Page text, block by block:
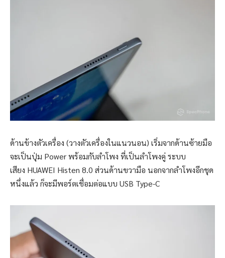
ด้านข้างตัวเครื่อง (วางตัวเครื่องในแนวนอน) เริ่มจากด้านซ้ายมือ
จะเป็นปุ่ม Power พร้อมกับลำโพง ที่เป็นลำโพงคู่ ระบบ
เสียง HUAWEI Histen 8.0 ส่วนด้านขวามือ นอกจากลำโพงอีกชุด
หนึ่งแล้ว ก็จะมีพอร์ตเชื่อมต่อแบบ USB Type-C